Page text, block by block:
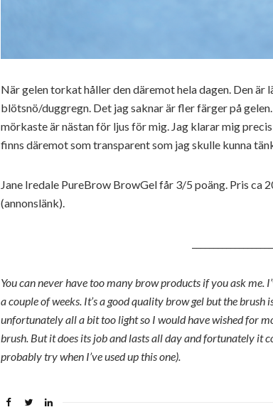
När gelen torkat håller den däremot hela dagen. Den
blötsnö/duggregn. Det jag saknar är fler färger på
mörkaste är nästan för ljus för mig. Jag klarar mig
finns däremot som transparent som jag skulle kunna
Jane Iredale PureBrow BrowGel får 3/5 poäng. Pris ca
(annonslänk).
You can never have too many brow products if you ask me.
a couple of weeks. It’s a good quality brow gel but the
unfortunately all a bit too light so I would have wished for
brush. But it does its job and lasts all day and fortunately it
probably try when I’ve used up this one).